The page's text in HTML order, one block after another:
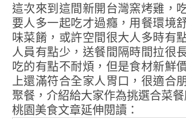
這次來到這間新開台灣窯烤雞，
要人多一起吃才過癮，用餐環境
味菜餚，或許空間很大人多時有
人員有點少，送餐間隔時間拉很
吃的有點不耐煩，但是食材新鮮
上還滿符合全家人胃口，很適合
聚餐，介紹給大家作為挑選合菜餐
桃園美食文章延伸閱讀：